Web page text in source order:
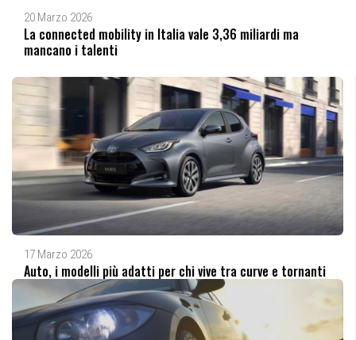
20 Marzo 2026
La connected mobility in Italia vale 3,36 miliardi ma
mancano i talenti
17 Marzo 2026
Auto, i modelli più adatti per chi vive tra curve e tornanti